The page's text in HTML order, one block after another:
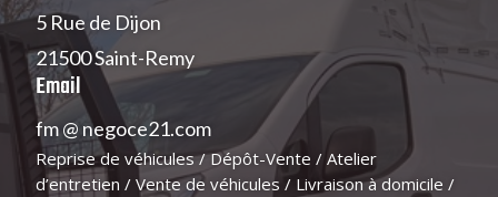
5 Rue de Dijon
21500 Saint-Remy
Email
fm@ negoce21.com
Reprise de véhicules / Dépôt-Vente / Atelier
d’entretien / Vente de véhicules / Livraison à domicile /